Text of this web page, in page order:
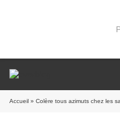
Accueil » Colère tous azimuts chez les